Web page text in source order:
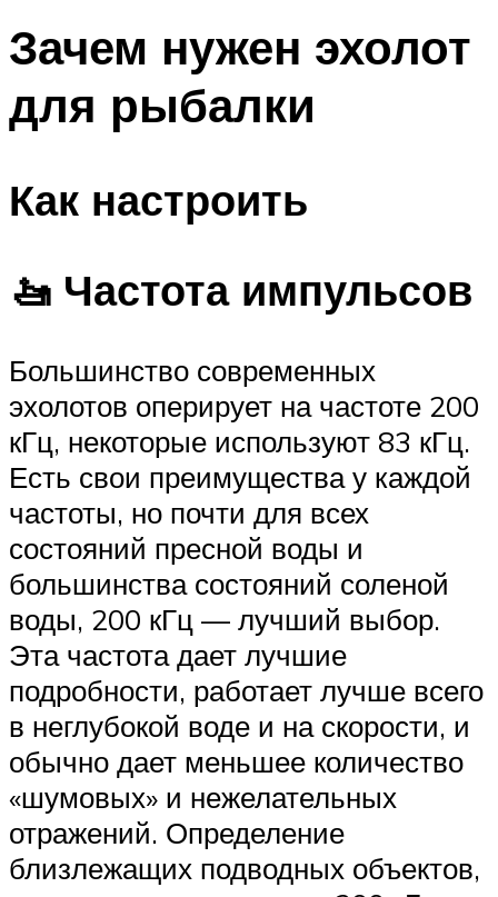
Зачем нужен эхолот
для рыбалки
Как настроить
🚤 Частота импульсов
Большинство современных
эхолотов оперирует на частоте 200
кГц, некоторые используют 83 кГц.
Есть свои преимущества у каждой
частоты, но почти для всех
состояний пресной воды и
большинства состояний соленой
воды, 200 кГц — лучший выбор.
Эта частота дает лучшие
подробности, работает лучше всего
в неглубокой воде и на скорости, и
обычно дает меньшее количество
«шумовых» и нежелательных
отражений. Определение
близлежащих подводных объектов,